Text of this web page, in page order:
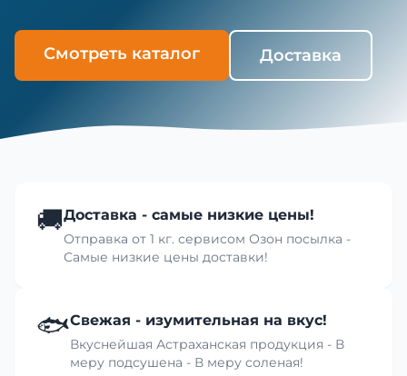
Смотреть каталог Доставка
🚚Доставка - самые низкие цены!
Отправка от 1 кг. сервисом Озон посылка -
Самые низкие цены доставки!
🐟Свежая - изумительная на вкус!
Вкуснейшая Астраханская продукция - В
меру подсушена - В меру соленая!